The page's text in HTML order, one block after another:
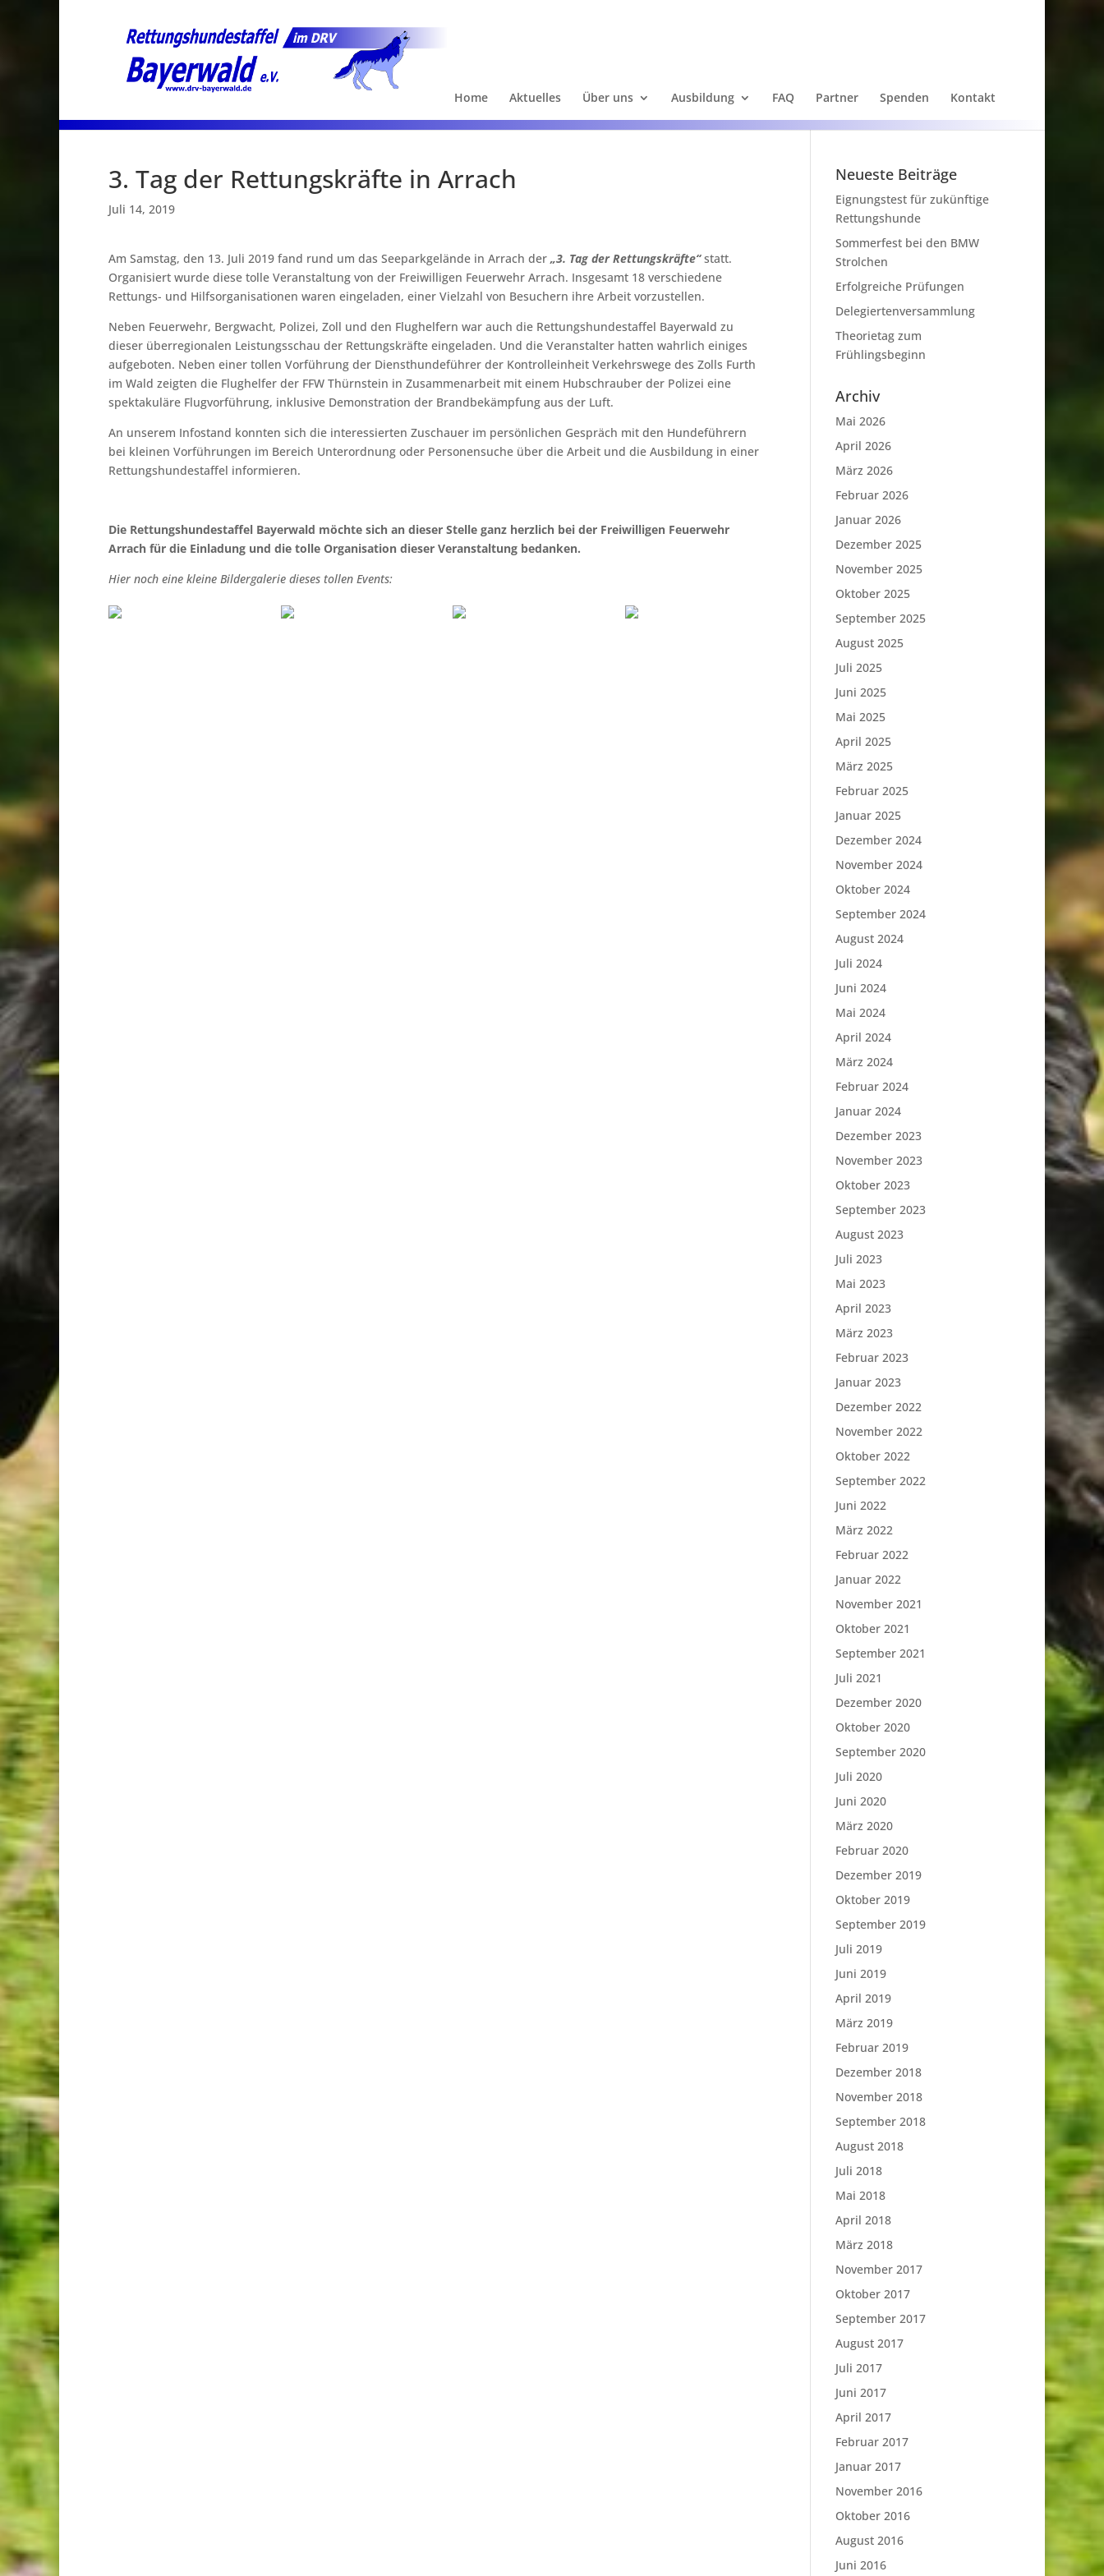
Home Aktuelles Über uns Ausbildung FAQ Partner Spenden Kontakt
3. Tag der Rettungskräfte in Arrach
Juli 14, 2019
Am Samstag, den 13. Juli 2019 fand rund um das Seeparkgelände in Arrach der „3. Tag der Rettungskräfte“statt.
Organisiert wurde diese tolle Veranstaltung von der Freiwilligen Feuerwehr Arrach. Insgesamt 18 verschiedene
Rettungs- und Hilfsorganisationen waren eingeladen, einer Vielzahl von Besuchern ihre Arbeit vorzustellen.
Neben Feuerwehr, Bergwacht, Polizei, Zoll und den Flughelfern war auch die Rettungshundestaffel Bayerwald zu
dieser überregionalen Leistungsschau der Rettungskräfte eingeladen. Und die Veranstalter hatten wahrlich einiges
aufgeboten. Neben einer tollen Vorführung der Diensthundeführer der Kontrolleinheit Verkehrswege des Zolls Furth
im Wald zeigten die Flughelfer der FFW Thürnstein in Zusammenarbeit mit einem Hubschrauber der Polizei eine
spektakuläre Flugvorführung, inklusive Demonstration der Brandbekämpfung aus der Luft.
An unserem Infostand konnten sich die interessierten Zuschauer im persönlichen Gespräch mit den Hundeführern
bei kleinen Vorführungen im Bereich Unterordnung oder Personensuche über die Arbeit und die Ausbildung in einer
Rettungshundestaffel informieren.
Die Rettungshundestaffel Bayerwald möchte sich an dieser Stelle ganz herzlich bei der Freiwilligen Feuerwehr
Arrach für die Einladung und die tolle Organisation dieser Veranstaltung bedanken.
Hier noch eine kleine Bildergalerie dieses tollen Events:
Neueste Beiträge
Eignungstest für zukünftige
Rettungshunde
Sommerfest bei den BMW
Strolchen
Erfolgreiche Prüfungen
Delegiertenversammlung
Theorietag zum
Frühlingsbeginn
Archiv
Mai 2026
April 2026
März 2026
Februar 2026
Januar 2026
Dezember 2025
November 2025
Oktober 2025
September 2025
August 2025
Juli 2025
Juni 2025
Mai 2025
April 2025
März 2025
Februar 2025
Januar 2025
Dezember 2024
November 2024
Oktober 2024
September 2024
August 2024
Juli 2024
Juni 2024
Mai 2024
April 2024
März 2024
Februar 2024
Januar 2024
Dezember 2023
November 2023
Oktober 2023
September 2023
August 2023
Juli 2023
Mai 2023
April 2023
März 2023
Februar 2023
Januar 2023
Dezember 2022
November 2022
Oktober 2022
September 2022
Juni 2022
März 2022
Februar 2022
Januar 2022
November 2021
Oktober 2021
September 2021
Juli 2021
Dezember 2020
Oktober 2020
September 2020
Juli 2020
Juni 2020
März 2020
Februar 2020
Dezember 2019
Oktober 2019
September 2019
Juli 2019
Juni 2019
April 2019
März 2019
Februar 2019
Dezember 2018
November 2018
September 2018
August 2018
Juli 2018
Mai 2018
April 2018
März 2018
November 2017
Oktober 2017
September 2017
August 2017
Juli 2017
Juni 2017
April 2017
Februar 2017
Januar 2017
November 2016
Oktober 2016
August 2016
Juni 2016